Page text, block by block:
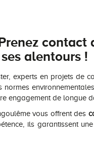
alentours !
experts en projets de
engagement de longue
vous offrent des
ils garantissent